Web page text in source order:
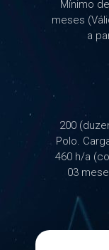
Mínimo
meses
a
200
Polo.
460 h/a
03